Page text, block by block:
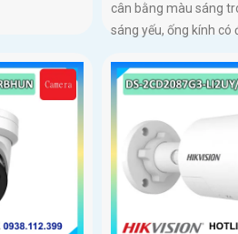
cân bằng màu sáng
sáng yếu, ống kính có